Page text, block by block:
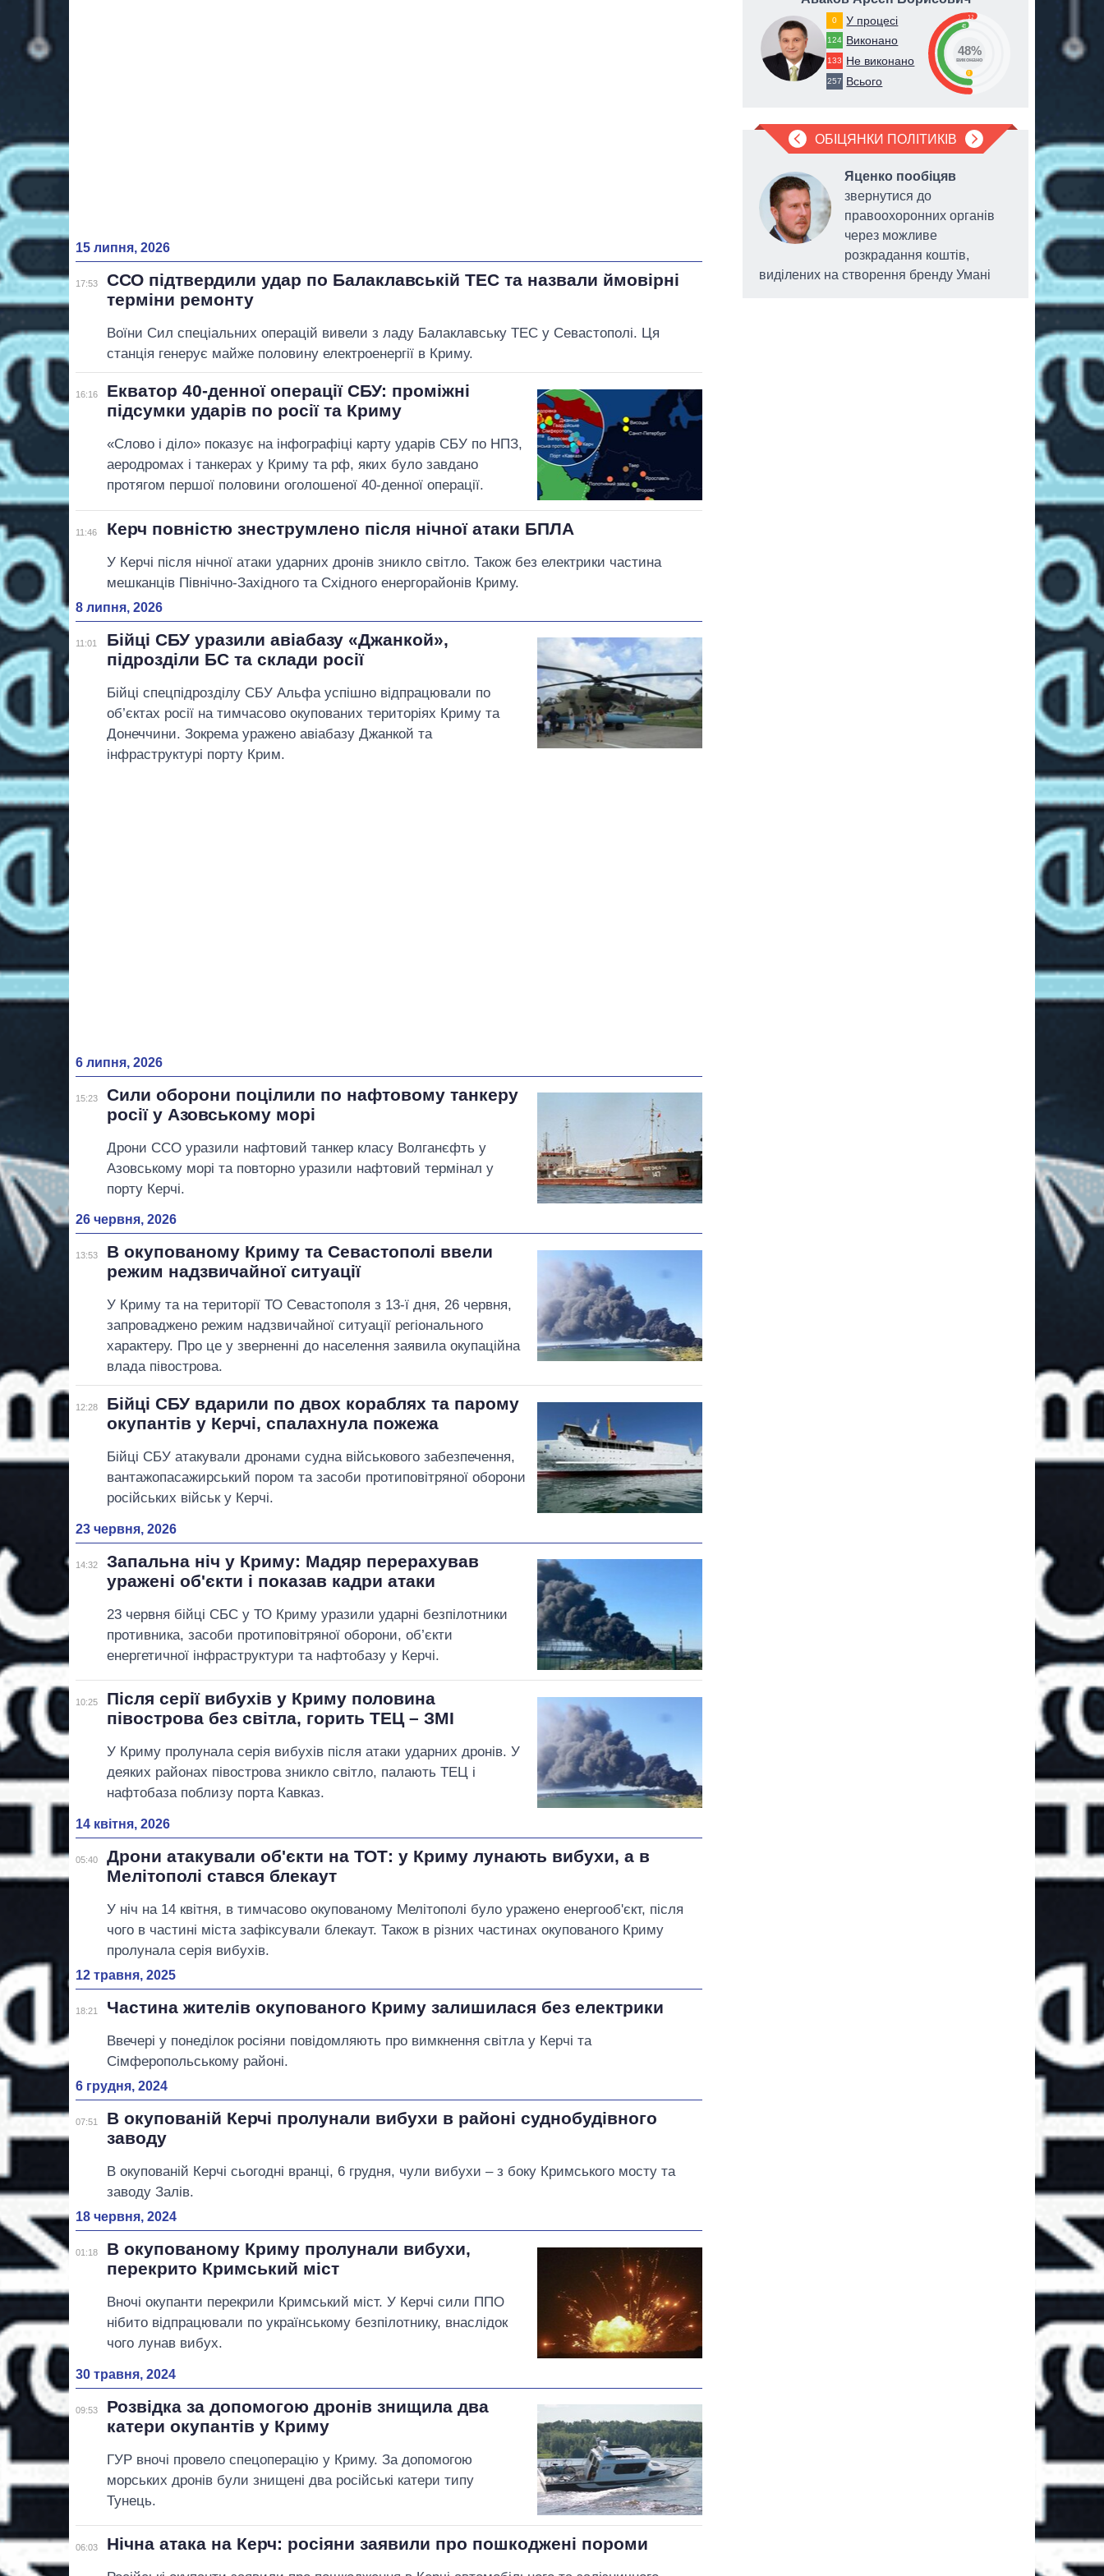
15 липня, 2026
17:53
ССО підтвердили удар по Балаклавській ТЕС та назвали ймовірні
терміни ремонту
Воїни Сил спеціальних операцій вивели з ладу Балаклавську ТЕС у Севастополі. Ця
станція генерує майже половину електроенергії в Криму.
16:16
Екватор 40-денної операції СБУ: проміжні
підсумки ударів по росії та Криму
«Слово і діло» показує на інфографіці карту ударів СБУ по НПЗ,
аеродромах і танкерах у Криму та рф, яких було завдано
протягом першої половини оголошеної 40-денної операції.
11:46 Керч повністю знеструмлено після нічної атаки БПЛА
У Керчі після нічної атаки ударних дронів зникло світло. Також без електрики частина
мешканців Північно-Західного та Східного енергорайонів Криму.
8 липня, 2026
11:01
Бійці СБУ уразили авіабазу «Джанкой»,
підрозділи БС та склади росії
Бійці спецпідрозділу СБУ Альфа успішно відпрацювали по
об’єктах росії на тимчасово окупованих територіях Криму та
Донеччини. Зокрема уражено авіабазу Джанкой та
інфраструктурі порту Крим.
6 липня, 2026
15:23
Сили оборони поцілили по нафтовому танкеру
росії у Азовському морі
Дрони ССО уразили нафтовий танкер класу Волганєфть у
Азовському морі та повторно уразили нафтовий термінал у
порту Керчі.
26 червня, 2026
13:53
В окупованому Криму та Севастополі ввели
режим надзвичайної ситуації
У Криму та на території ТО Севастополя з 13-ї дня, 26 червня,
запроваджено режим надзвичайної ситуації регіонального
характеру. Про це у зверненні до населення заявила окупаційна
влада півострова.
12:28
Бійці СБУ вдарили по двох кораблях та парому
окупантів у Керчі, спалахнула пожежа
Бійці СБУ атакували дронами судна військового забезпечення,
вантажопасажирський пором та засоби протиповітряної оборони
російських військ у Керчі.
23 червня, 2026
14:32
Запальна ніч у Криму: Мадяр перерахував
уражені об'єкти і показав кадри атаки
23 червня бійці СБС у ТО Криму уразили ударні безпілотники
противника, засоби протиповітряної оборони, об’єкти
енергетичної інфраструктури та нафтобазу у Керчі.
10:25
Після серії вибухів у Криму половина
півострова без світла, горить ТЕЦ – ЗМІ
У Криму пролунала серія вибухів після атаки ударних дронів. У
деяких районах півострова зникло світло, палають ТЕЦ і
нафтобаза поблизу порта Кавказ.
14 квітня, 2026
05:40
Дрони атакували об'єкти на ТОТ: у Криму лунають вибухи, а в
Мелітополі стався блекаут
У ніч на 14 квітня, в тимчасово окупованому Мелітополі було уражено енергооб'єкт, після
чого в частині міста зафіксували блекаут. Також в різних частинах окупованого Криму
пролунала серія вибухів.
12 травня, 2025
18:21 Частина жителів окупованого Криму залишилася без електрики
Ввечері у понеділок росіяни повідомляють про вимкнення світла у Керчі та
Сімферопольському районі.
6 грудня, 2024
07:51
В окупованій Керчі пролунали вибухи в районі суднобудівного
заводу
В окупованій Керчі сьогодні вранці, 6 грудня, чули вибухи – з боку Кримського мосту та
заводу Залів.
18 червня, 2024
01:18
В окупованому Криму пролунали вибухи,
перекрито Кримський міст
Вночі окупанти перекрили Кримський міст. У Керчі сили ППО
нібито відпрацювали по українському безпілотнику, внаслідок
чого лунав вибух.
30 травня, 2024
09:53
Розвідка за допомогою дронів знищила два
катери окупантів у Криму
ГУР вночі провело спецоперацію у Криму. За допомогою
морських дронів були знищені два російські катери типу
Тунець.
06:03 Нічна атака на Керч: росіяни заявили про пошкоджені пороми
0 У процесі
124 Виконано
133 Не виконано
257 Всього
52
48
0
48%
виконано
ОБІЦЯНКИ ПОЛІТИКІВ
Яценко пообіцяв
звернутися до
правоохоронних органів
через можливе
розкрадання коштів,
виділених на створення бренду Умані